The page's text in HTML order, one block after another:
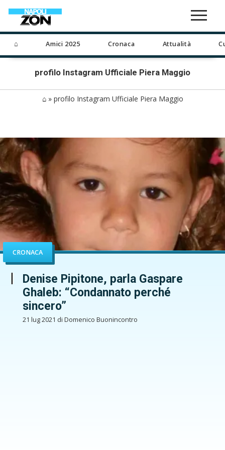
⌂ Amici 2025 Cronaca Attualità
profilo Instagram Ufficiale Piera Maggio
⌂» profilo Instagram Ufficiale Piera Maggio
CRONACA
Denise Pipitone, parla Gaspare
Ghaleb: “Condannato perché
sincero”
21 lug 2021 di Domenico Buonincontro